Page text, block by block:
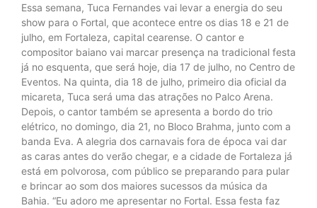
Essa semana, Tuca Fernandes vai levar a energia do seu
show para o Fortal, que acontece entre os dias 18 e 21 de
julho, em Fortaleza, capital cearense. O cantor e
compositor baiano vai marcar presença na tradicional festa
já no esquenta, que será hoje, dia 17 de julho, no Centro de
Eventos. Na quinta, dia 18 de julho, primeiro dia oficial da
micareta, Tuca será uma das atrações no Palco Arena.
Depois, o cantor também se apresenta a bordo do trio
elétrico, no domingo, dia 21, no Bloco Brahma, junto com a
banda Eva. A alegria dos carnavais fora de época vai dar
as caras antes do verão chegar, e a cidade de Fortaleza já
está em polvorosa, com público se preparando para pular
e brincar ao som dos maiores sucessos da música da
Bahia. “Eu adoro me apresentar no Fortal. Essa festa faz